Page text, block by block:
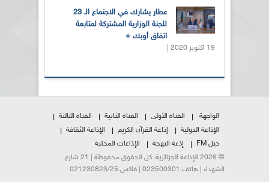
عطار يشارك في الاجتماع الـ 23
للجنة الوزارية المشتركة لمتابعة
اتفاق أوبك +
19 أكتوبر 2020 |
الواجهة القناة الأولى القناة الثانية
القناة الثالثة
الإذاعة الدولية
إذاعة القرآن الكريم
الإذاعة الثقافة
جيل FM
إذعة البهجة
الإذاعات المحلية
© 2026 الإذاعة الجزائرية. كل الحقوق محفوظة | 21 شارع
الشهداء | هاتف:023500301 | فاكس:021230823/25